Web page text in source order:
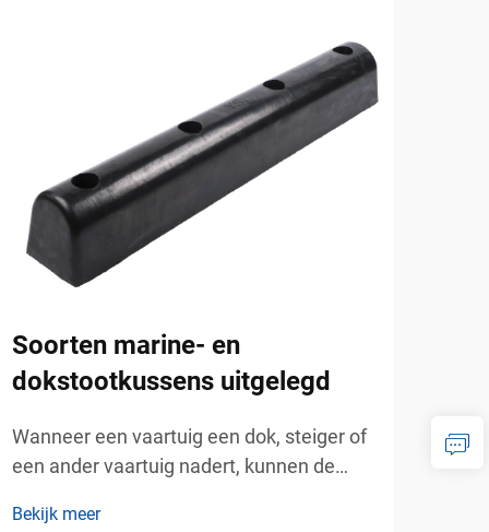
Soorten marine- en
dokstootkussens uitgelegd
Wanneer een vaartuig een dok, steiger of
een ander vaartuig nadert, kunnen de
groot zijn. Zelfs bij lage snelheden
Bekijk meer